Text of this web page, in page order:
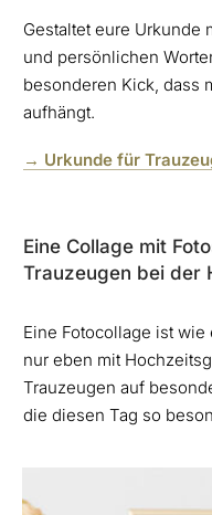
Gestaltet eure Urkunde
und persönlichen
besonderen Kick, dass
aufhängt.
→ Urkunde für
Eine Collage mit
Trauzeugen bei der
Eine Fotocollage ist wie
nur eben mit
Trauzeugen auf
die diesen Tag so